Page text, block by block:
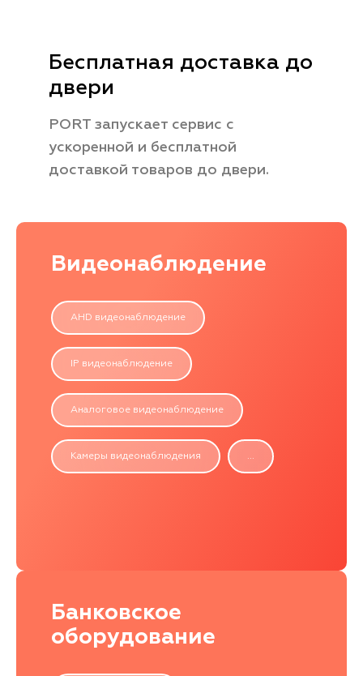
Бесплатная доставка до
двери
PORT запускает сервис с
ускоренной и бесплатной
доставкой товаров до двери.
Видеонаблюдение
AHD видеонаблюдение
IP видеонаблюдение
Аналоговое видеонаблюдение
Камеры видеонаблюдения ...
Банковское
оборудование